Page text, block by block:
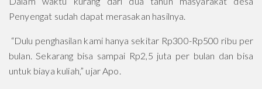
Penyengat sudah dapat merasakan hasilnya.
“Dulu penghasilan kami hanya sekitar Rp300-Rp500 ribu per
bulan. Sekarang bisa sampai Rp2,5 juta per bulan dan bisa
untuk biaya kuliah,” ujar Apo.